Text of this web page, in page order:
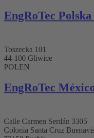
EngRoTec Polska
Toszecka 101
44-100 Gliwice
POLEN
EngRoTec
Calle Carmen Serdán 3305
Colonia Santa Cruz